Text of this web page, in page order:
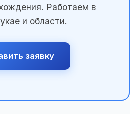
Работаем в
и области.
заявку